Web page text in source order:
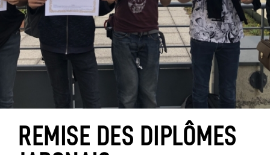
REMISE DES DIPLÔMES